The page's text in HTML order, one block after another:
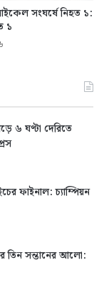
সংঘর্ষে নিহত ১:
১
৬ ঘণ্টা দেরিতে
ফাইনাল: চ্যাম্পিয়ন
তিন সন্তানের আলো: